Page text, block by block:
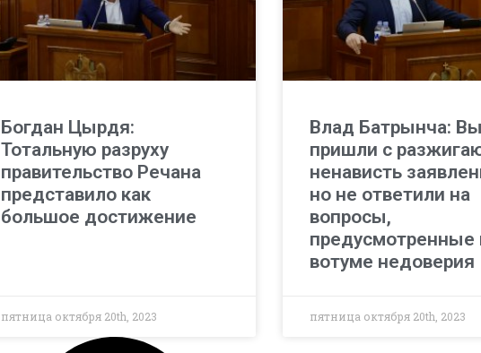
Богдан Цырдя:
Тотальную разруху
правительство Речана
представило как
большое достижение
пятница октября 20th, 2023
Влад Батрынча: Вы
пришли с
ненависть
но не ответили на
вопросы,
предусмотренные
вотуме недоверия
пятница октября 20th, 2023